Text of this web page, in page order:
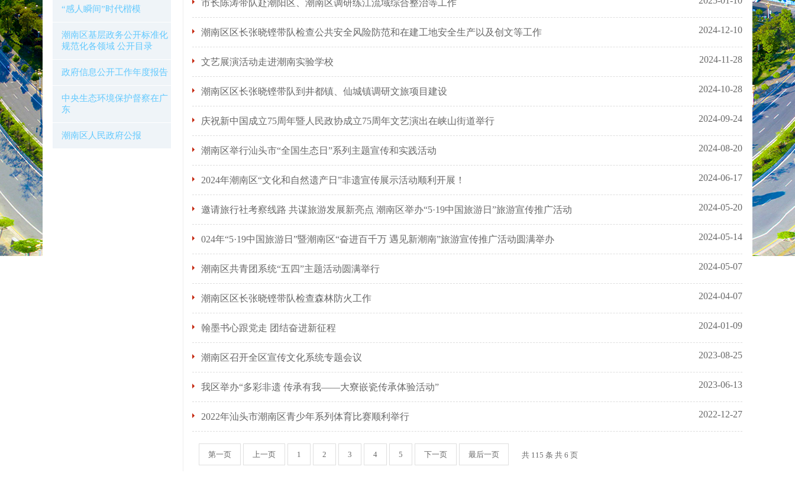
“感人瞬间”时代楷模
潮南区基层政务公开标准化
规范化各领域 公开目录
政府信息公开工作年度报告
中央生态环境保护督察在广
东
潮南区人民政府公报
市长陈涛带队赴潮阳区、潮南区调研练江流域综合整治等工作
潮南区区长张晓铿带队检查公共安全风险防范和在建工地安全生产以及创文等工作 2024-12-10
文艺展演活动走进潮南实验学校 2024-11-28
潮南区区长张晓铿带队到井都镇、仙城镇调研文旅项目建设 2024-10-28
庆祝新中国成立75周年暨人民政协成立75周年文艺演出在峡山街道举行 2024-09-24
潮南区举行汕头市“全国生态日”系列主题宣传和实践活动 2024-08-20
2024年潮南区“文化和自然遗产日”非遗宣传展示活动顺利开展！ 2024-06-17
邀请旅行社考察线路 共谋旅游发展新亮点 潮南区举办“5·19中国旅游日”旅游宣传推广活动 2024-05-20
024年“5·19中国旅游日”暨潮南区“奋进百千万 遇见新潮南”旅游宣传推广活动圆满举办 2024-05-14
潮南区共青团系统“五四”主题活动圆满举行 2024-05-07
潮南区区长张晓铿带队检查森林防火工作 2024-04-07
翰墨书心跟党走 团结奋进新征程 2024-01-09
潮南区召开全区宣传文化系统专题会议 2023-08-25
我区举办“多彩非遗 传承有我——大寮嵌瓷传承体验活动” 2023-06-13
2022年汕头市潮南区青少年系列体育比赛顺利举行 2022-12-27
第一页 上一页 1 2 3 4 5 下一页 最后一页 共 115 条 共6 页